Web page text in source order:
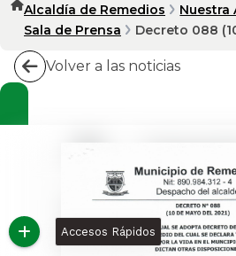
Alcaldía de Remedios
Nuestra
Sala de Prensa
Decreto 088
Volver a las noticias
Accesos Rápidos